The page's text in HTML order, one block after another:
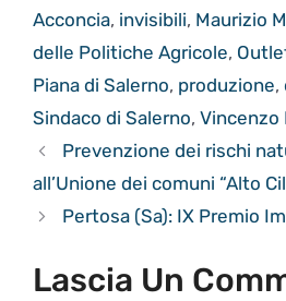
Acconcia, invisibili, Maurizio
delle Politiche Agricole,
Piana di Salerno, produzione,
Sindaco di Salerno, Vincenzo
Prevenzione dei rischi
all’Unione dei comuni “Alto
Pertosa (Sa): IX Premio
Lascia Un